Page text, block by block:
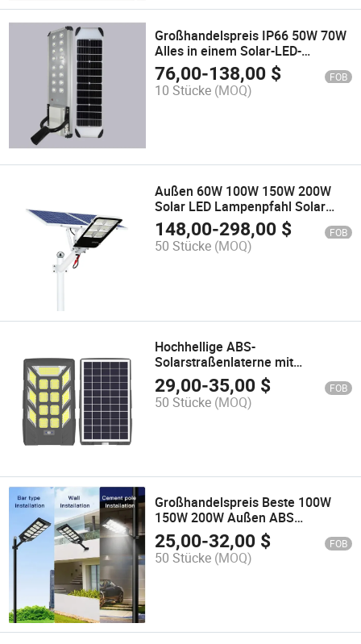
Großhandelspreis IP66 50W 70W
Alles in einem Solar-LED-
Straßenlicht
76,00-138,00 $ FOB
10 Stücke (MOQ)
Außen 60W 100W 150W 200W
Solar LED Lampenpfahl Solar
Straßenbeleuchtung Komplettset
148,00-298,00 $ FOB
50 Stücke (MOQ)
Hochhellige ABS-
Solarstraßenlaterne mit
Bewegungssensor zu
Fabrikpreisen
29,00-35,00 $ FOB
50 Stücke (MOQ)
Großhandelspreis Beste 100W
150W 200W Außen ABS
Bewegungsmelder
Straßenprodukte
25,00-32,00 $ FOB
50 Stücke (MOQ)